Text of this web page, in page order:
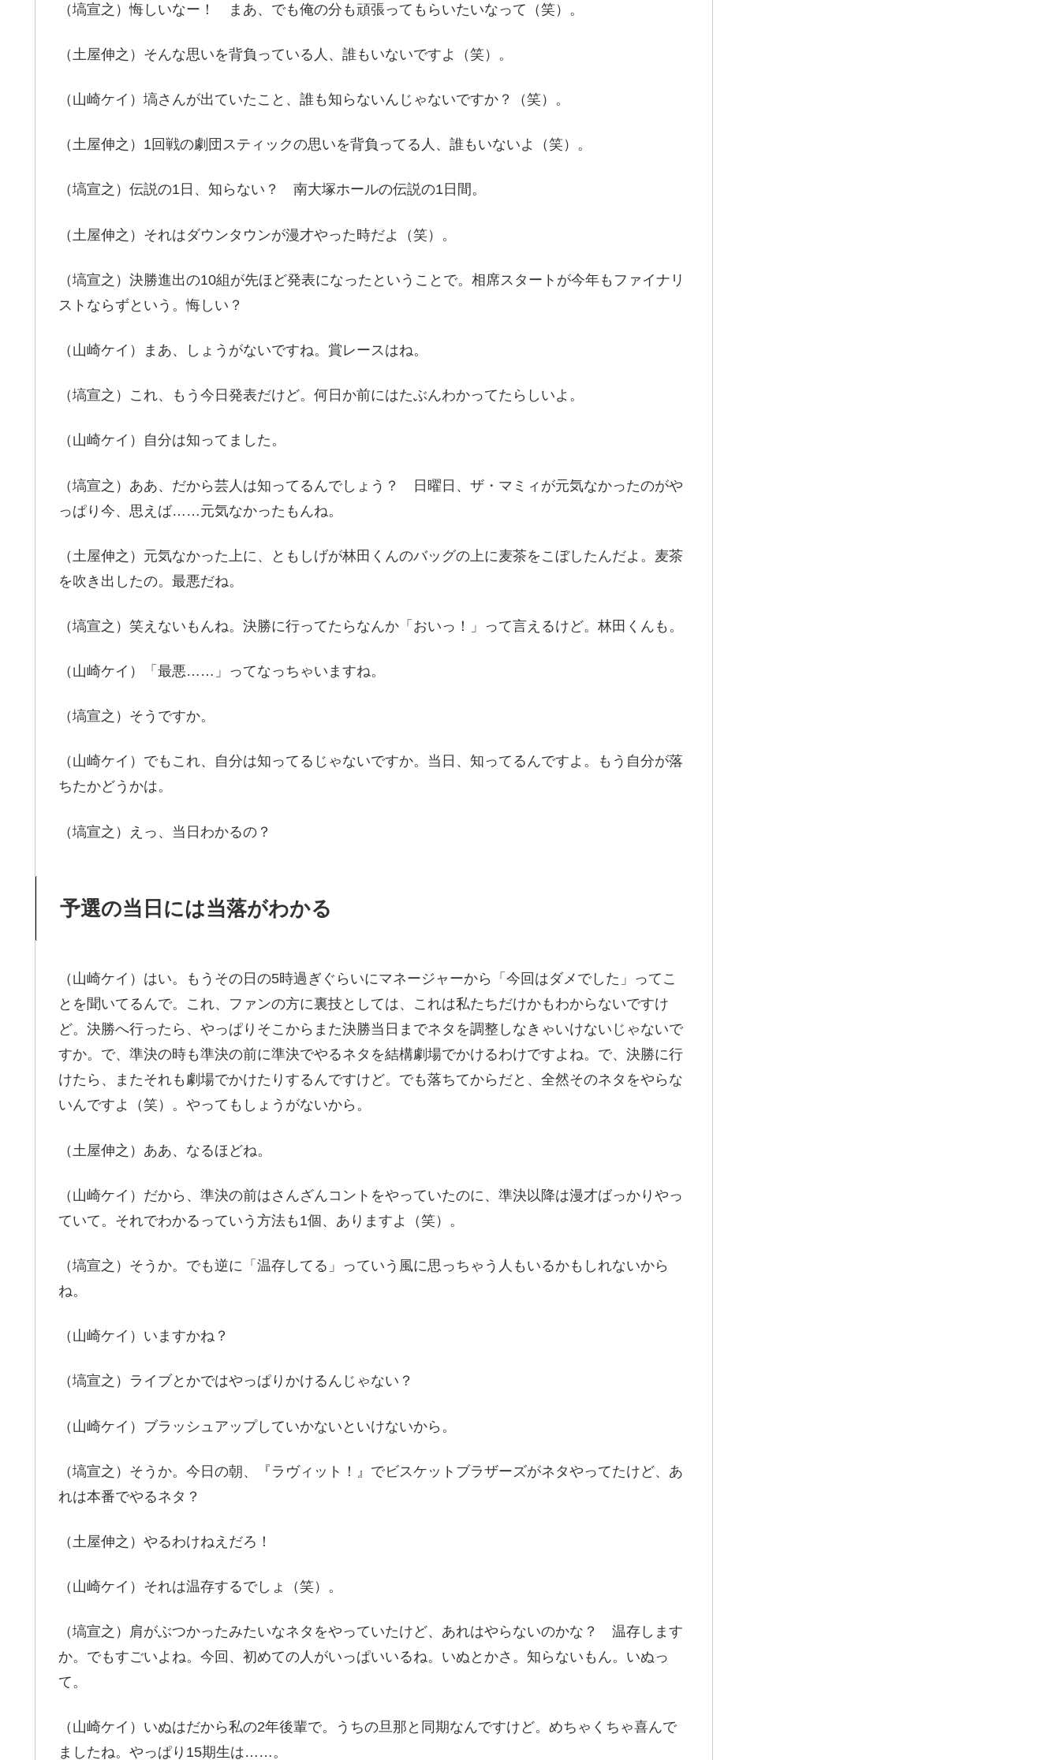
（塙宣之）悔しいなー！ まあ、でも俺の分も頑張ってもらいたいなって（笑）。
（土屋伸之）そんな思いを背負っている人、誰もいないですよ（笑）。
（山崎ケイ）塙さんが出ていたこと、誰も知らないんじゃないですか？（笑）。
（土屋伸之）1回戦の劇団スティックの思いを背負ってる人、誰もいないよ（笑）。
（塙宣之）伝説の1日、知らない？ 南大塚ホールの伝説の1日間。
（土屋伸之）それはダウンタウンが漫才やった時だよ（笑）。
（塙宣之）決勝進出の10組が先ほど発表になったということで。相席スタートが今年もファイナリ
ストならずという。悔しい？
（山崎ケイ）まあ、しょうがないですね。賞レースはね。
（塙宣之）これ、もう今日発表だけど。何日か前にはたぶんわかってたらしいよ。
（山崎ケイ）自分は知ってました。
（塙宣之）ああ、だから芸人は知ってるんでしょう？ 日曜日、ザ・マミィが元気なかったのがや
っぱり今、思えば……元気なかったもんね。
（土屋伸之）元気なかった上に、ともしげが林田くんのバッグの上に麦茶をこぼしたんだよ。麦茶
を吹き出したの。最悪だね。
（塙宣之）笑えないもんね。決勝に行ってたらなんか「おいっ！」って言えるけど。林田くんも。
（山崎ケイ）「最悪……」ってなっちゃいますね。
（塙宣之）そうですか。
（山崎ケイ）でもこれ、自分は知ってるじゃないですか。当日、知ってるんですよ。もう自分が落
ちたかどうかは。
（塙宣之）えっ、当日わかるの？
予選の当日には当落がわかる
（山崎ケイ）はい。もうその日の5時過ぎぐらいにマネージャーから「今回はダメでした」ってこ
とを聞いてるんで。これ、ファンの方に裏技としては、これは私たちだけかもわからないですけ
ど。決勝へ行ったら、やっぱりそこからまた決勝当日までネタを調整しなきゃいけないじゃないで
すか。で、準決の時も準決の前に準決でやるネタを結構劇場でかけるわけですよね。で、決勝に行
けたら、またそれも劇場でかけたりするんですけど。でも落ちてからだと、全然そのネタをやらな
いんですよ（笑）。やってもしょうがないから。
（土屋伸之）ああ、なるほどね。
（山崎ケイ）だから、準決の前はさんざんコントをやっていたのに、準決以降は漫才ばっかりやっ
ていて。それでわかるっていう方法も1個、ありますよ（笑）。
（塙宣之）そうか。でも逆に「温存してる」っていう風に思っちゃう人もいるかもしれないから
ね。
（山崎ケイ）いますかね？
（塙宣之）ライブとかではやっぱりかけるんじゃない？
（山崎ケイ）ブラッシュアップしていかないといけないから。
（塙宣之）そうか。今日の朝、『ラヴィット！』でビスケットブラザーズがネタやってたけど、あ
れは本番でやるネタ？
（土屋伸之）やるわけねえだろ！
（山崎ケイ）それは温存するでしょ（笑）。
（塙宣之）肩がぶつかったみたいなネタをやっていたけど、あれはやらないのかな？ 温存します
か。でもすごいよね。今回、初めての人がいっぱいいるね。いぬとかさ。知らないもん。いぬっ
て。
（山崎ケイ）いぬはだから私の2年後輩で。うちの旦那と同期なんですけど。めちゃくちゃ喜んで
ましたね。やっぱり15期生は……。